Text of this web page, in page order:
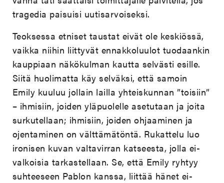
tragedia paisuisi uutisarvoiseksi.
Teoksessa etniset taustat eivät ole keskiössä,
vaikka niihin liittyvät ennakkoluulot tuodaankin
kauppiaan näkökulman kautta selvästi esille.
Siitä huolimatta käy selväksi, että samoin
Emily kuuluu jollain lailla yhteiskunnan ”toisiin”
– ihmisiin, joiden yläpuolelle asetutaan ja joita
surkutellaan; ihmisiin, joiden ohjaaminen ja
ojentaminen on välttämätöntä. Rukattelu luo
ironisen kuvan valtavirran katseesta, jolla ei-
valkoisia tarkastellaan. Se, että Emily ryhtyy
suhteeseen Pablon kanssa, liittää hänet ei-